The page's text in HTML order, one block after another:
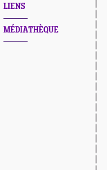
LIENS
MÉDIATHÈQUE